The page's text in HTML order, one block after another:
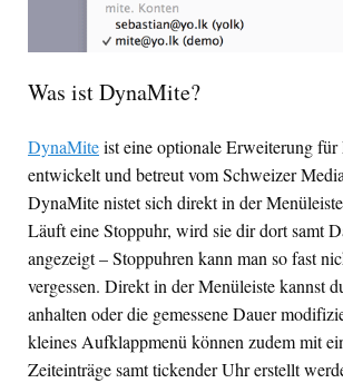
Was ist DynaMite?
DynaMiteist eine optionale Erweiterung für
entwickelt und betreut vom Schweizer
DynaMite nistet sich direkt in der
Läuft eine Stoppuhr, wird sie dir dort samt
angezeigt – Stoppuhren kann man so fast
vergessen. Direkt in der Menüleiste kannst
anhalten oder die gemessene Dauer
kleines Aufklappmenü können zudem mit
Zeiteinträge samt tickender Uhr erstellt